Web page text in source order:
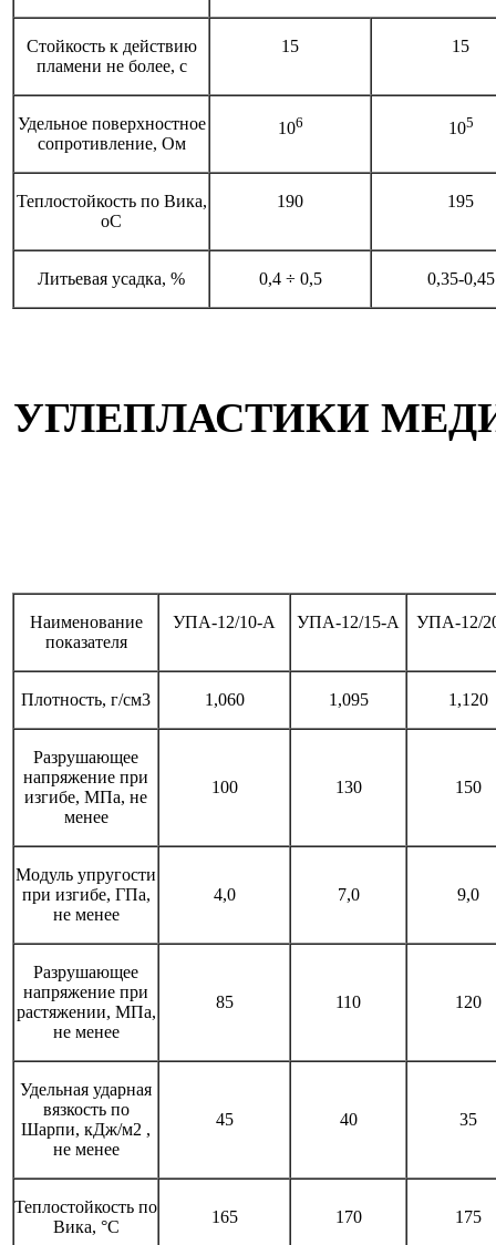
Стойкость к действию
пламени не более, с
15 15
Удельное поверхностное
сопротивление, Ом
106 105
Теплостойкость по Вика,
оС
190 195
Литьевая усадка, % 0,4 ÷ 0,5 0,35-0,45
УГЛЕПЛАСТИКИ
Наименование
показателя
УПА-12/10-А УПА-12/15-А УПА-12/
Плотность, г/см3 1,060 1,095 1,120
Разрушающее
напряжение при
изгибе, МПа, не
менее
100 130 150
Модуль упругости
при изгибе, ГПа,
не менее
4,0 7,0 9,0
Разрушающее
напряжение при
растяжении, МПа,
не менее
85 110 120
Удельная ударная
вязкость по
Шарпи, кДж/м2 ,
не менее
45 40 35
Теплостойкость по
Вика, °С
165 170 175